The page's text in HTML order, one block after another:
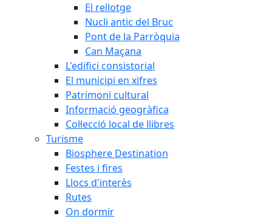
El rellotge
Nucli antic del Bruc
Pont de la Parròquia
Can Maçana
L'edifici consistorial
El municipi en xifres
Patrimoni cultural
Informació geogràfica
Col·lecció local de llibres
Turisme
Biosphere Destination
Festes i fires
Llocs d'interès
Rutes
On dormir